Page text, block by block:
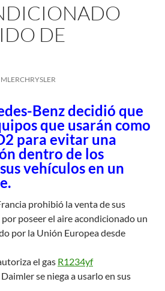
DE
Benz decidió que
que usarán como
para evitar una
dentro de los
vehículos en un
prohibió la venta de sus
poseer el aire acondicionado un
por la Unión Europea desde
el gas R1234yf
se niega a usarlo en sus